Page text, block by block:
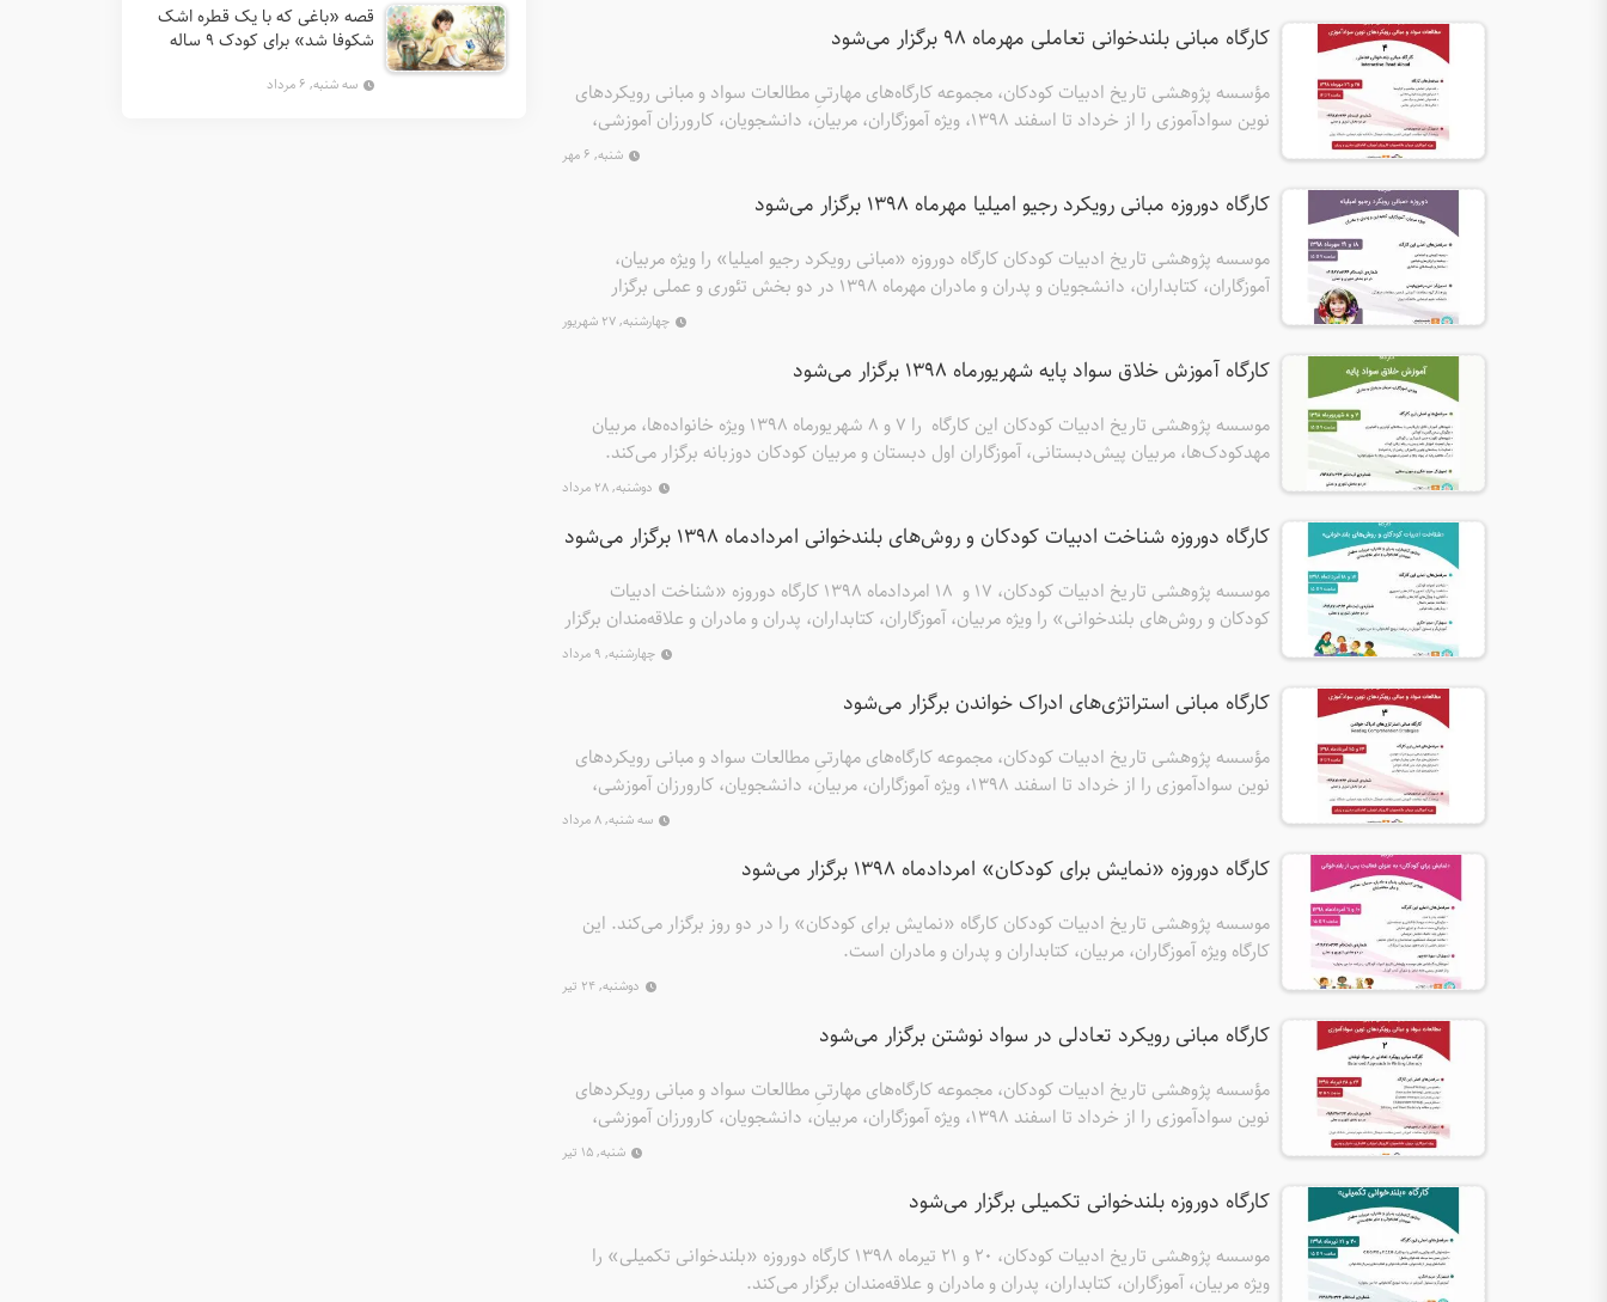
کارگاه مبانی بلندخوانی تعاملی مهرماه ۹۸ برگزار می‌شود
مؤسسه پژوهشی تاریخ ادبیات کودکان، مجموعه کارگاه‌های مهارتیِ مطالعات سواد و مبانی رویکردهای
نوین سوادآموزی را از خرداد تا اسفند ۱۳۹۸، ویژه آموزگاران، مربیان، دانشجویان، کارورزان آموزشی،
شنبه, ۶ مهر
کارگاه دوروزه مبانی رویکرد رجیو امیلیا مهرماه 1398 برگزار می‌شود
موسسه پژوهشی تاریخ ادبیات کودکان کارگاه دوروزه «مبانی رویکرد رجیو امیلیا» را ویژه مربیان،
آموزگاران، کتابداران، دانشجویان و پدران و مادران مهرماه 1398 در دو بخش تئوری و عملی برگزار
چهارشنبه, ۲۷ شهریور
کارگاه آموزش خلاق سواد پایه شهریورماه ۱۳۹۸ برگزار می‌شود
موسسه پژوهشی تاریخ ادبیات کودکان این کارگاه را 7 و 8 شهریورماه ۱۳۹۸ ویژه خانواده‌ها، مربیان
مهدکودک‌ها، مربیان پیش‌دبستانی، آموزگاران اول دبستان و مربیان کودکان دوزبانه برگزار می‌کند.
دوشنبه, ۲۸ مرداد
کارگاه دوروزه شناخت ادبیات کودکان و روش‌های بلندخوانی امردادماه ۱۳۹۸ برگزار می‌شود
موسسه پژوهشی تاریخ ادبیات کودکان، ۱۷ و ۱۸ امردادماه ۱۳۹۸ کارگاه دوروزه «شناخت ادبیات
کودکان و روش‌های بلندخوانی» را ویژه مربیان، آموزگاران، کتابداران، پدران و مادران و علاقه‌مندان برگزار
چهارشنبه, ۹ مرداد
کارگاه مبانی استراتژی‌های ادراک خواندن برگزار می‌شود
مؤسسه پژوهشی تاریخ ادبیات کودکان، مجموعه کارگاه‌های مهارتیِ مطالعات سواد و مبانی رویکردهای
نوین سوادآموزی را از خرداد تا اسفند ۱۳۹۸، ویژه آموزگاران، مربیان، دانشجویان، کارورزان آموزشی،
سه شنبه, ۸ مرداد
کارگاه دوروزه «نمایش برای کودکان» امردادماه ۱۳۹۸ برگزار می‌شود
موسسه پژوهشی تاریخ ادبیات کودکان کارگاه «نمایش برای کودکان» را در دو روز برگزار می‌کند. این
کارگاه ویژه آموزگاران، مربیان، کتابداران و پدران و مادران است.
دوشنبه, ۲۴ تیر
کارگاه مبانی رویکرد تعادلی در سواد نوشتن برگزار می‌شود
مؤسسه پژوهشی تاریخ ادبیات کودکان، مجموعه کارگاه‌های مهارتیِ مطالعات سواد و مبانی رویکردهای
نوین سوادآموزی را از خرداد تا اسفند ۱۳۹۸، ویژه آموزگاران، مربیان، دانشجویان، کارورزان آموزشی،
شنبه, ۱۵ تیر
کارگاه دوروزه بلندخوانی تکمیلی برگزار می‌شود
موسسه پژوهشی تاریخ ادبیات کودکان، ۲۰ و ۲۱ تیرماه ۱۳۹۸ کارگاه دوروزه «بلندخوانی تکمیلی» را
ویژه مربیان، آموزگاران، کتابداران، پدران و مادران و علاقه‌مندان برگزار می‌کند.
قصه «باغی که با یک قطره اشک
شکوفا شد» برای کودک ۹ ساله
سه شنبه, ۶ مرداد